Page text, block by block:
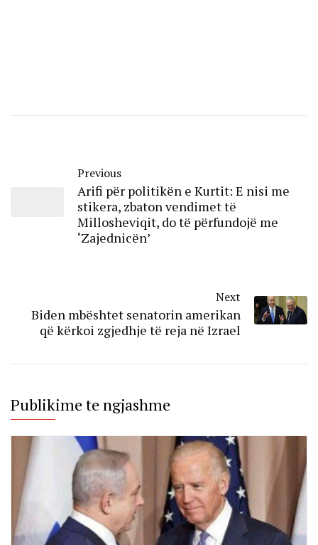
Previous
Arifi për politikën e Kurtit: E nisi me
stikera, zbaton vendimet të
Millosheviqit, do të përfundojë me
‘Zajednicën’
Next
Biden mbështet senatorin amerikan
që kërkoi zgjedhje të reja në Izrael
Publikime te ngjashme